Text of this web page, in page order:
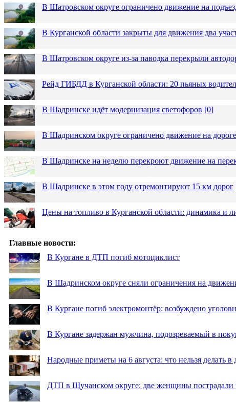
В Шатровском округе ограничено движение на
В Курганской области закрыты для движения два
В Шатровском округе из-за паводка перекрыли
Рейд ГИБДД в Курганской области: 20 пьяных
В Шадринске идёт модернизация светофоров [0]
В Шадринском округе ограничено движение на
В Шадринске на неделю перекроют движение на
В Шадринске в этом году отремонтируют 15 км дорог
Цены на топливо в Курганской области: динамика и
Главные новости:
В Кургане в ДТП погиб мотоциклист
В Шадринском округе сняли ограничения на
В Кургане погиб электромонтёр: возбуждено
В Кургане задержан мужчина, подозреваемый в
Народные приметы на 6 августа: что нельзя делать
ДТП в Щучанском округе: две женщины пострадали